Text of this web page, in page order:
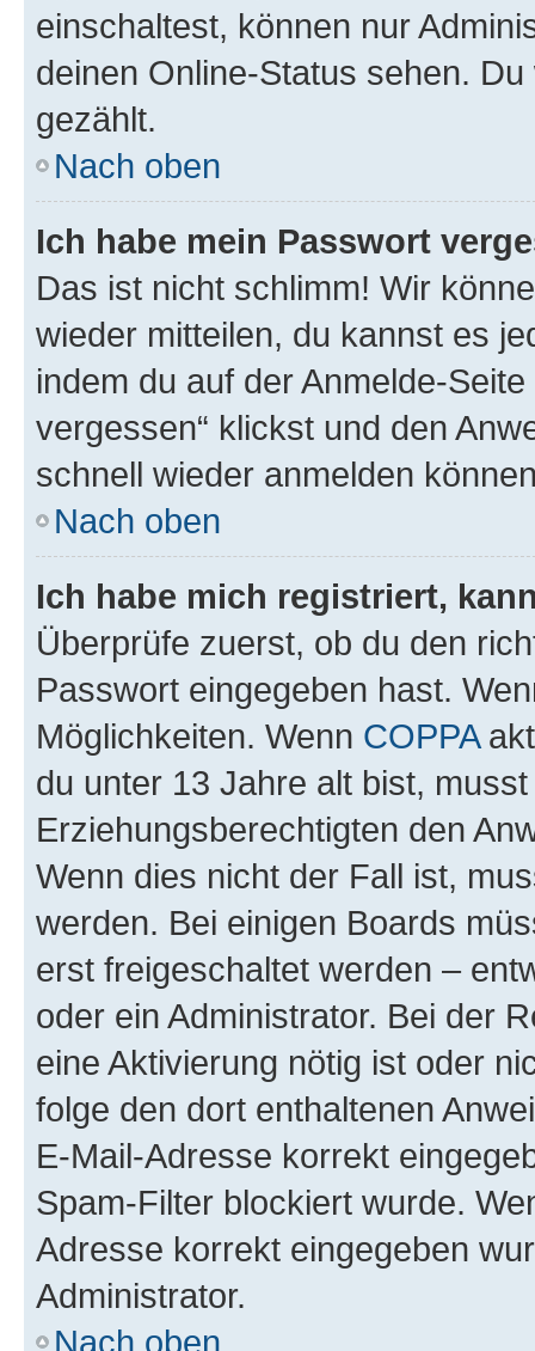
einschaltest, können nur
deinen Online-Status sehen.
gezählt.
Nach oben
Ich habe mein Passwort
Das ist nicht schlimm! Wir
wieder mitteilen, du kannst es
indem du auf der Anmelde-
vergessen“ klickst und den
schnell wieder anmelden
Nach oben
Ich habe mich registriert,
Überprüfe zuerst, ob du den
Passwort eingegeben hast.
Möglichkeiten. Wenn COPPA
du unter 13 Jahre alt bist,
Erziehungsberechtigten den
Wenn dies nicht der Fall ist,
werden. Bei einigen Boards
erst freigeschaltet werden –
oder ein Administrator. Bei der
eine Aktivierung nötig ist oder
folge den dort enthaltenen
E-Mail-Adresse korrekt
Spam-Filter blockiert wurde.
Adresse korrekt eingegeben
Administrator.
Nach oben